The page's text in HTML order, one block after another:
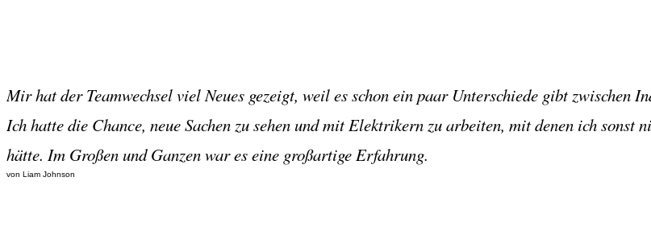
Mir hat der Teamwechsel viel Neues gezeigt, weil es schon ein paar Unterschiede gibt zwischen
Ich hatte die Chance, neue Sachen zu sehen und mit Elektrikern zu arbeiten, mit denen ich sonst
hätte. Im Großen und Ganzen war es eine großartige Erfahrung.
von Liam Johnson